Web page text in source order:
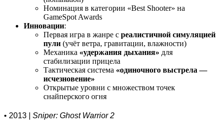
Номинация в категории «Best Shooter» на
GameSpot Awards
Инновации:
Первая игра в жанре с реалистичной симуляцией
пули (учёт ветра, гравитации, влажности)
Механика «удержания дыхания» для
стабилизации прицела
Тактическая система «одиночного выстрела —
исчезновение»
Открытые уровни с множеством точек
снайперского огня
• 2013 | Sniper: Ghost Warrior 2